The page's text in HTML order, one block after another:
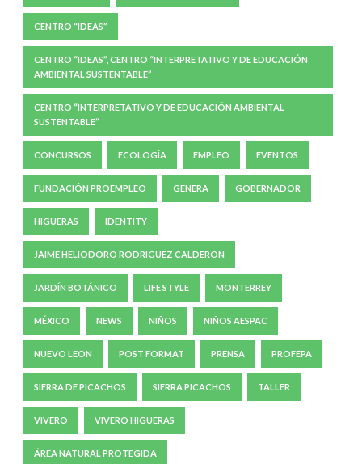
CENTRO “IDEAS”
CENTRO “IDEAS”, CENTRO “INTERPRETATIVO Y DE EDUCACIÓN
AMBIENTAL SUSTENTABLE”
CENTRO “INTERPRETATIVO Y DE EDUCACIÓN AMBIENTAL
SUSTENTABLE”
CONCURSOS ECOLOGÍA EMPLEO EVENTOS
FUNDACIÓN PROEMPLEO GENERA GOBERNADOR
HIGUERAS IDENTITY
JAIME HELIODORO RODRIGUEZ CALDERON
JARDÍN BOTÁNICO LIFE STYLE MONTERREY
MÉXICO NEWS NIÑOS NIÑOS AESPAC
NUEVO LEON POST FORMAT PRENSA PROFEPA
SIERRA DE PICACHOS SIERRA PICACHOS TALLER
VIVERO VIVERO HIGUERAS
ÁREA NATURAL PROTEGIDA